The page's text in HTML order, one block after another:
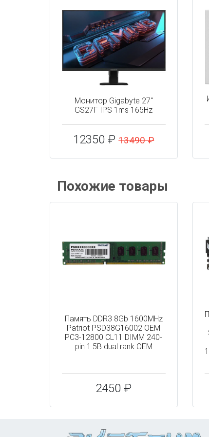
Монитор Gigabyte 27"
GS27F IPS 1ms 165Hz
12350 ₽13490 ₽
Похожие товары
Память DDR3 8Gb 1600MHz
Patriot PSD38G16002 OEM
PC3-12800 CL11 DIMM 240-
pin 1.5В dual rank OEM
2450 ₽